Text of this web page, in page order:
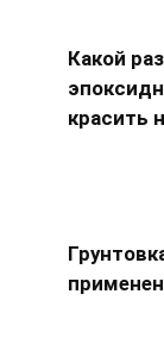
Какой
красить